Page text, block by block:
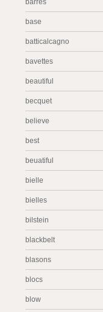
barres
base
batticalcagno
bavettes
beautiful
becquet
believe
best
beuatiful
bielle
bielles
bilstein
blackbelt
blasons
blocs
blow